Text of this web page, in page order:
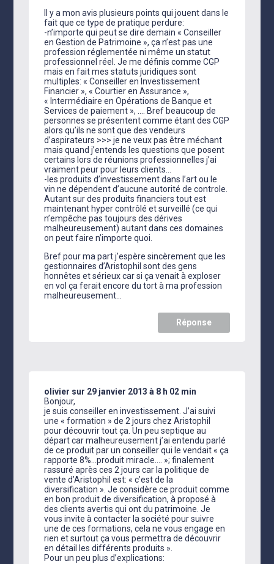
Il y a mon avis plusieurs points qui jouent dans le
fait que ce type de pratique perdure:
-n’importe qui peut se dire demain « Conseiller
en Gestion de Patrimoine », ça n’est pas une
profession réglementée ni même un statut
professionnel réel. Je me définis comme CGP
mais en fait mes statuts juridiques sont
multiples: « Conseiller en Investissement
Financier », « Courtier en Assurance »,
« Intermédiaire en Opérations de Banque et
Services de paiement », …. Bref beaucoup de
personnes se présentent comme étant des CGP
alors qu’ils ne sont que des vendeurs
d’aspirateurs >>> je ne veux pas être méchant
mais quand j’entends les questions que posent
certains lors de réunions professionnelles j’ai
vraiment peur pour leurs clients…
-les produits d’investissement dans l’art ou le
vin ne dépendent d’aucune autorité de controle.
Autant sur des produits financiers tout est
maintenant hyper contrôlé et surveillé (ce qui
n’empêche pas toujours des dérives
malheureusement) autant dans ces domaines
on peut faire n’importe quoi.
Bref pour ma part j’espère sincèrement que les
gestionnaires d’Aristophil sont des gens
honnêtes et sérieux car si ça venait à exploser
en vol ça ferait encore du tort à ma profession
malheureusement…
Réponse
olivier sur 29 janvier 2013 à 8 h 02 min
Bonjour,
je suis conseiller en investissement. J’ai suivi
une « formation » de 2 jours chez Aristophil
pour découvrir tout ça. Un peu septique au
départ car malheureusement j’ai entendu parlé
de ce produit par un conseiller qui le vendait « ça
rapporte 8%…produit miracle…. »; finalement
rassuré après ces 2 jours car la politique de
vente d’Aristophil est: « c’est de la
diversification ». Je considère ce produit comme
en bon produit de diversification, à proposé à
des clients avertis qui ont du patrimoine. Je
vous invite à contacter la société pour suivre
une de ces formations, cela ne vous engage en
rien et surtout ça vous permettra de découvrir
en détail les différents produits ».
Pour un peu plus d’explications: